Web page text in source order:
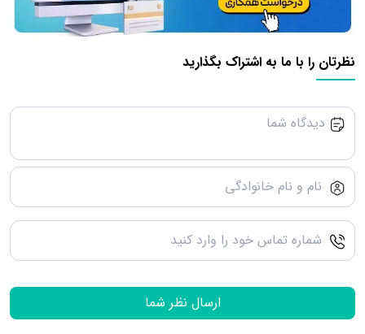
نظرتان را با ما به اشتراک بگذارید
ارسال نظر شما